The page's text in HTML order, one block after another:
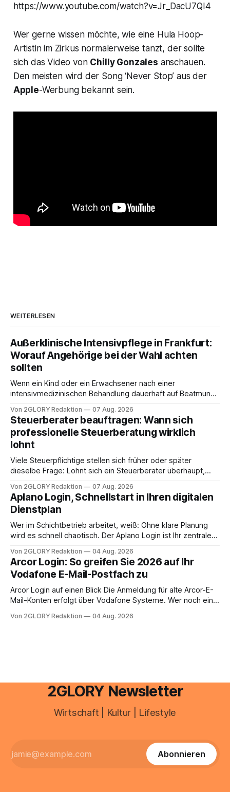
https://www.youtube.com/watch?v=Jr_DacU7QI4
Wer gerne wissen möchte, wie eine Hula Hoop-
Artistin im Zirkus normalerweise tanzt, der sollte
sich das Video von Chilly Gonzales anschauen.
Den meisten wird der Song ‘Never Stop’ aus der
Apple-Werbung bekannt sein.
WEITERLESEN
Außerklinische Intensivpflege in Frankfurt:
Worauf Angehörige bei der Wahl achten
sollten
Wenn ein Kind oder ein Erwachsener nach einer
intensivmedizinischen Behandlung dauerhaft auf Beatmung
angewiesen ist, stellt sich für Familien eine schwierige
Frage: Muss die Versorgung dauerhaft in der Klinik bleiben –
oder ist ein Leben zu Hause möglich? Die außerklinische
Intensivpflege bietet genau diese Alternative: Sie
Von 2GLORY Redaktion 07 Aug. 2026
Steuerberater beauftragen: Wann sich
professionelle Steuerberatung wirklich
lohnt
Viele Steuerpflichtige stellen sich früher oder später
dieselbe Frage: Lohnt sich ein Steuerberater überhaupt,
erledigen? Die kurze Antwort: Bei einfachen
Einkommensverhältnissen reicht häufig eine Steuersoftware
aus – sobald jedoch mehrere Einkunftsarten
zusammentreffen oder größere finanzielle Veränderungen
anstehen, zahlt sich professionelle Unterstützung meist
Von 2GLORY Redaktion 07 Aug. 2026
Aplano Login, Schnellstart in Ihren digitalen
Dienstplan
Wer im Schichtbetrieb arbeitet, weiß: Ohne klare Planung
wird es schnell chaotisch. Der Aplano Login ist Ihr zentraler
abwesenheiten und die gesamte kommunikation rund um
Ihr personal digital zu organisieren. In diesem Leitfaden
erfahren Sie alles, was Sie für einen reibungslosen Einstieg
brauchen, von der Registrierung
Von 2GLORY Redaktion 04 Aug. 2026
Arcor Login: So greifen Sie 2026 auf Ihr
Vodafone E-Mail-Postfach zu
Arcor Login auf einen Blick Die Anmeldung für alte Arcor-E-
Mail-Konten erfolgt über Vodafone Systeme. Wer noch eine
besitzt, loggt sich heute über das Vodafone E-Mail & Cloud
Von 2GLORY Redaktion 04 Aug. 2026
2GLORY Newsletter
Wirtschaft | Kultur | Lifestyle
Abonnieren